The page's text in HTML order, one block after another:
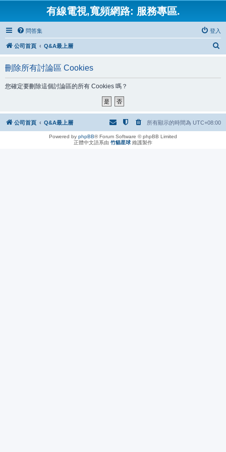
有線電視,寬頻網路: 服務專區.
問答集 登入
公司首頁 Q&A最上層
刪除所有討論區 Cookies
您確定要刪除這個討論區的所有 Cookies 嗎？
公司首頁 Q&A最上層 所有顯示的時間為 UTC+08:00
Powered by phpBB® Forum Software © phpBB Limited
正體中文語系由 竹貓星球 維護製作